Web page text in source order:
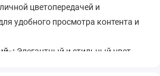
цветопередачей и
удобного просмотра контента и
Элегантный и стильный цвет,